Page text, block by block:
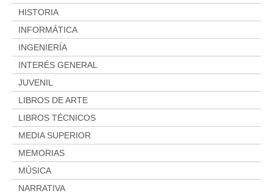
HISTORIA
INFORMÁTICA
INGENIERÍA
INTERÉS GENERAL
JUVENIL
LIBROS DE ARTE
LIBROS TÉCNICOS
MEDIA SUPERIOR
MEMORIAS
MÚSICA
NARRATIVA